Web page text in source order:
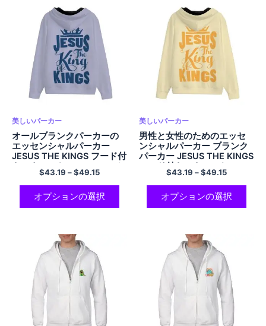
美しいパーカー
オールブランクパーカーの
エッセンシャルパーカー
JESUS THE KINGS フード付
きスウェットシャツ コージ
ーコンフォートポリエステ
ルジップアップパーカー ポ
ケット付きプレッピーパー
カー
$43.19 –$49.15
オプションの選択
美しいパーカー
男性と女性のためのエッセ
ンシャルパーカー ブランク
パーカー JESUS THE KINGS
フード付きスウェットシャ
ツ 居心地の良い快適さとク
ラシックなポリエステル ジ
ップアップパーカー ライト
イエローパーカー
$43.19 –$49.15
オプションの選択